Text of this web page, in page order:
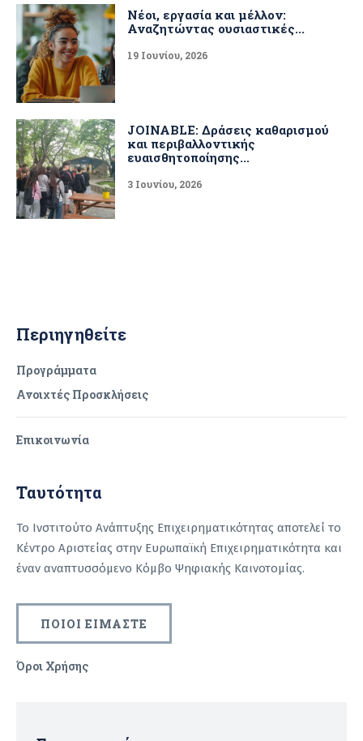
Νέοι, εργασία και μέλλον:
Αναζητώντας ουσιαστικές...
19 Ιουνίου, 2026
JOINABLE: Δράσεις καθαρισμού
και περιβαλλοντικής
ευαισθητοποίησης...
3 Ιουνίου, 2026
Περιηγηθείτε
Προγράμματα
Ανοιχτές Προσκλήσεις
Επικοινωνία
Ταυτότητα
Το Ινστιτούτο Ανάπτυξης Επιχειρηματικότητας αποτελεί το
Κέντρο Αριστείας στην Ευρωπαϊκή Επιχειρηματικότητα και
έναν αναπτυσσόμενο Κόμβο Ψηφιακής Καινοτομίας.
ΠΟΙΟΙ ΕΙΜΑΣΤΕ
Όροι Χρήσης